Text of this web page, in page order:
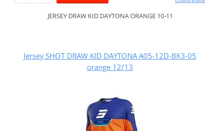
JERSEY DRAW KID DAYTONA ORANGE 10-11
Jersey SHOT DRAW KID DAYTONA A05-12D-BK3-05
orange 12/13